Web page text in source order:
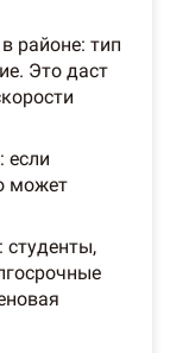
районе: тип
Это даст
если
может
студенты,